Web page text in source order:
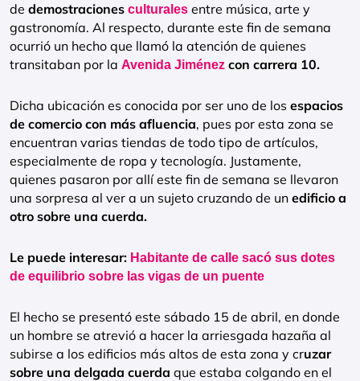
de demostraciones culturales entre música, arte y
gastronomía. Al respecto, durante este fin de semana
ocurrió un hecho que llamó la atención de quienes
transitaban por la Avenida Jiménez con carrera 10.
Dicha ubicación es conocida por ser uno de los espacios
de comercio con más afluencia, pues por esta zona se
encuentran varias tiendas de todo tipo de artículos,
especialmente de ropa y tecnología. Justamente,
quienes pasaron por allí este fin de semana se llevaron
una sorpresa al ver a un sujeto cruzando de un edificio a
otro sobre una cuerda.
Le puede interesar: Habitante de calle sacó sus dotes
de equilibrio sobre las vigas de un puente
El hecho se presentó este sábado 15 de abril, en donde
un hombre se atrevió a hacer la arriesgada hazaña al
subirse a los edificios más altos de esta zona y cruzar
sobre una delgada cuerda que estaba colgando en el